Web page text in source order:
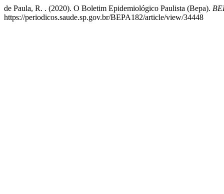
de Paula, R. . (2020). O Boletim Epidemiológico Paulista (Bepa).
https://periodicos.saude.sp.gov.br/BEPA182/article/view/34448